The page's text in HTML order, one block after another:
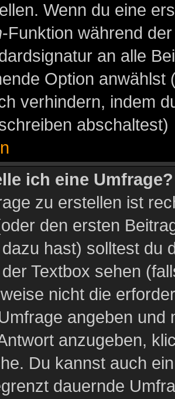
Wenn du eine
-Funktion während
an alle
Option anwählst
verhindern, indem
abschaltest)
ich eine Umfrage?
zu erstellen ist
den ersten
hast) solltest du
Textbox sehen
nicht die
angeben und
anzugeben,
Du kannst auch
dauernde